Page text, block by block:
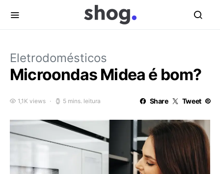
Eletrodomésticos
Microondas Midea é bom?
1,1K views 5 mins. leitura Share Tweet